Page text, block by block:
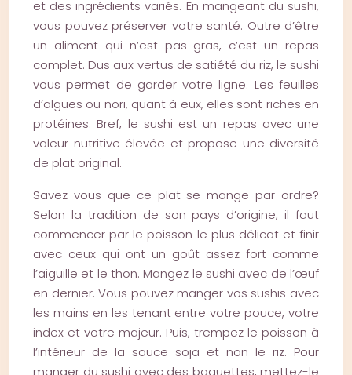
et des ingrédients variés. En mangeant du sushi,
vous pouvez préserver votre santé. Outre d’être
un aliment qui n’est pas gras, c’est un repas
complet. Dus aux vertus de satiété du riz, le sushi
vous permet de garder votre ligne. Les feuilles
d’algues ou nori, quant à eux, elles sont riches en
protéines. Bref, le sushi est un repas avec une
valeur nutritive élevée et propose une diversité
de plat original.
Savez-vous que ce plat se mange par ordre?
Selon la tradition de son pays d’origine, il faut
commencer par le poisson le plus délicat et finir
avec ceux qui ont un goût assez fort comme
l’aiguille et le thon. Mangez le sushi avec de l’œuf
en dernier. Vous pouvez manger vos sushis avec
les mains en les tenant entre votre pouce, votre
index et votre majeur. Puis, trempez le poisson à
l’intérieur de la sauce soja et non le riz. Pour
manger du sushi avec des baguettes, mettez-le